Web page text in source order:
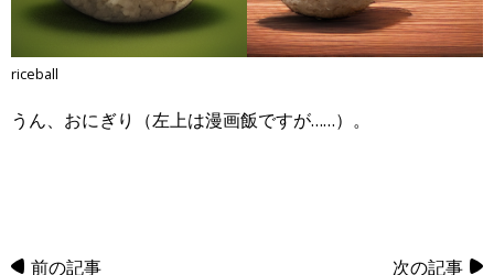
riceball
うん、おにぎり（左上は漫画飯ですが……）。
前の記事 次の記事